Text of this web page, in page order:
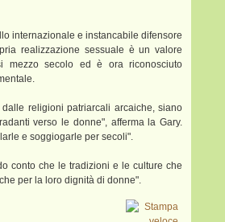
internazionale e instancabile difensore
realizzazione sessuale è un valore
mezzo secolo ed è ora riconosciuto
religioni patriarcali arcaiche, siano
verso le donne", afferma la Gary.
e soggiogarle per secoli".
conto che le tradizioni e le culture che
per la loro dignità di donne".